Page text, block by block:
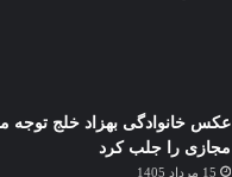
عکس خانوادگی بهزاد خلج توجه
مجازی را جلب کرد
15 مرداد 1405